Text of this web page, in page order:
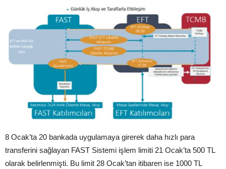
8 Ocak’ta 20 bankada uygulamaya girerek daha hızlı para
transferini sağlayan FAST Sistemi işlem limiti 21 Ocak’ta 500 TL
olarak belirlenmişti. Bu limit 28 Ocak’tan itibaren ise 1000 TL